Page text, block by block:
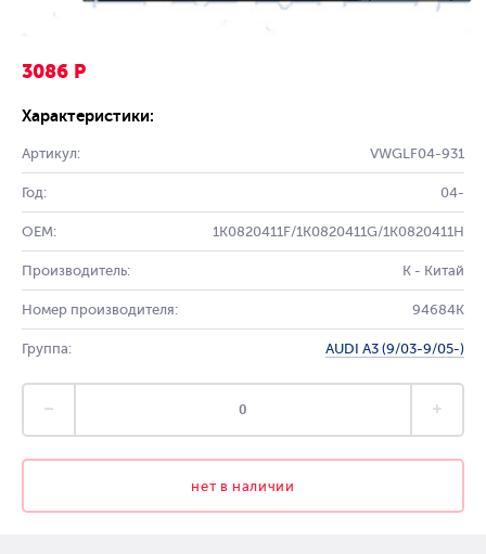
3086 Р
Характеристики:
Артикул: VWGLF04-931
Год: 04-
OEM: 1K0820411F/1K0820411G/1K0820411H
Производитель: K - Китай
Номер производителя: 94684K
Группа: AUDI A3 (9/03-9/05-)
нет в наличии